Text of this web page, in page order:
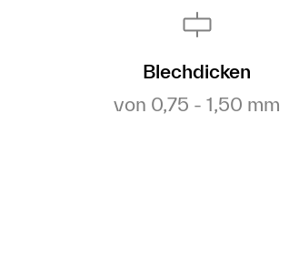
Blechdicken
von 0,75 - 1,50 mm